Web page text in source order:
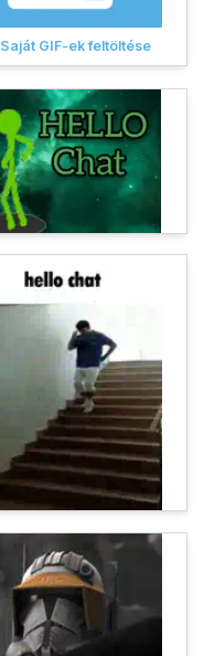
Saját GIF-ek feltöltése